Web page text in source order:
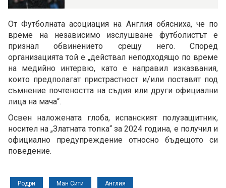
От Футболната асоциация на Англия обясниха, че по
време на независимо изслушване футболистът е
признал обвинението срещу него. Според
организацията той е „действал неподходящо по време
на медийно интервю, като е направил изказвания,
които предполагат пристрастност и/или поставят под
съмнение почтеността на съдия или други официални
лица на мача“.
Освен наложената глоба, испанският полузащитник,
носител на „Златната топка“ за 2024 година, е получил и
официално предупреждение относно бъдещото си
поведение.
Родри Ман Сити Англия